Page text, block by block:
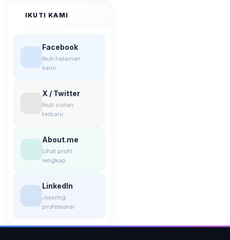
IKUTI KAMI
Facebook
Ikuti halaman
kami
X / Twitter
Ikuti cuitan
terbaru
About.me
Lihat profil
lengkap
LinkedIn
Jejaring
profesional